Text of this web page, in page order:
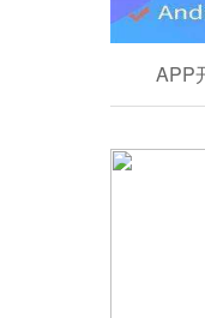
APP